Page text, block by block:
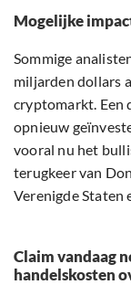
Mogelijke
Sommige
miljarden dollars
cryptomarkt. Een
opnieuw
vooral nu het
terugkeer van
Verenigde Staten
Claim vandaag
handelskosten